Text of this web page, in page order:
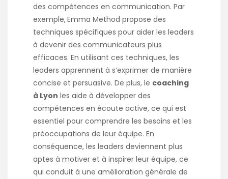
des compétences en communication. Par
exemple,Emma Method propose des
techniques spécifiques pour aider les leaders
à devenir des communicateurs plus
efficaces. En utilisant ces techniques, les
leaders apprennent à s’exprimer de manière
concise et persuasive. De plus, le coaching
à Lyon les aide à développer des
compétences en écoute active, ce qui est
essentiel pour comprendre les besoins et les
préoccupations de leur équipe. En
conséquence, les leaders deviennent plus
aptes à motiver et à inspirer leur équipe, ce
qui conduit à une amélioration générale de